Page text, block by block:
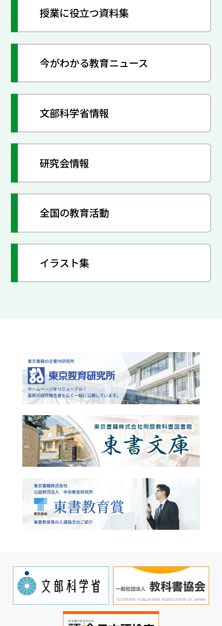
授業に役立つ資料集
今がわかる教育ニュース
文部科学省情報
研究会情報
全国の教育活動
イラスト集